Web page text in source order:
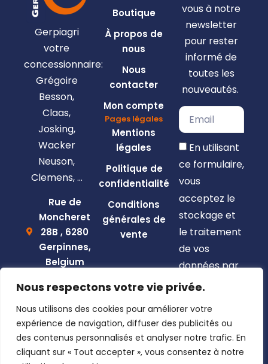
Nous respectons votre vie privée.
Nous utilisons des cookies pour améliorer votre
expérience de navigation, diffuser des publicités ou
des contenus personnalisés et analyser notre trafic. En
cliquant sur « Tout accepter », vous consentez à notre
Gerpiagri
votre
concessionnaire:
Grégoire
Besson,
Claas,
Josking,
Wacker
Neuson,
Clemens, …
Rue de
Moncheret
28B , 6280
Gerpinnes,
Belgium
58 12 94
marcellin@gerpiagri.be
BE
0793.946.582
Boutique
À propos de
nous
Nous
contacter
Mon compte
Pages légales
Mentions
légales
Politique de
confidentialité
Conditions
générales de
vente
vous à notre
newsletter
pour rester
informé de
toutes les
nouveautés.
En utilisant
ce formulaire,
vous
acceptez le
stockage et
le traitement
de vos
données par
ce site web.
S'inscrire